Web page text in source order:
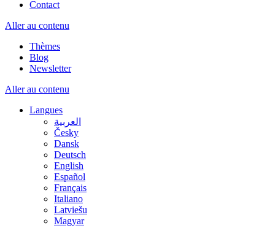
Contact
Aller au contenu
Thèmes
Blog
Newsletter
Aller au contenu
Langues
العربية
Česky
Dansk
Deutsch
English
Español
Français
Italiano
Latviešu
Magyar